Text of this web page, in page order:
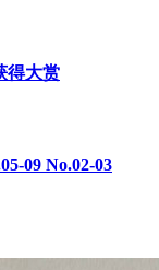
得大赏
09 No.02-03